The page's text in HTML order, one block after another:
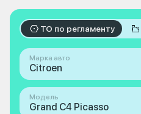
ТО по регламенту
Марка авто
Citroen
Модель
Grand C4 Picasso